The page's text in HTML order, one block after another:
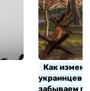
Как
украинцев
забываем